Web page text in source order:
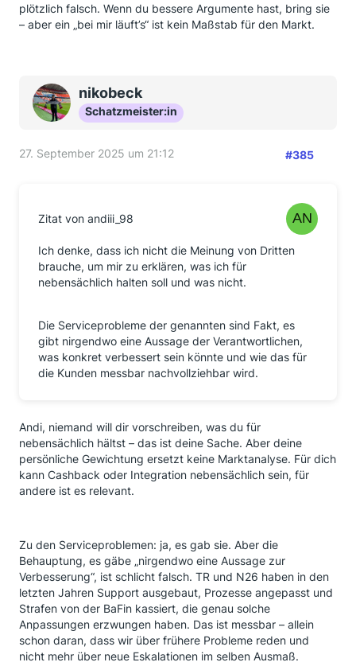
plötzlich falsch. Wenn du bessere Argumente hast, bring sie
– aber ein „bei mir läuft’s“ ist kein Maßstab für den Markt.
nikobeck
Schatzmeister:in
27. September 2025 um 21:12 #385
Zitat von andiii_98
Ich denke, dass ich nicht die Meinung von Dritten
brauche, um mir zu erklären, was ich für
nebensächlich halten soll und was nicht.
Die Serviceprobleme der genannten sind Fakt, es
gibt nirgendwo eine Aussage der Verantwortlichen,
was konkret verbessert sein könnte und wie das für
die Kunden messbar nachvollziehbar wird.
Andi, niemand will dir vorschreiben, was du für
nebensächlich hältst – das ist deine Sache. Aber deine
persönliche Gewichtung ersetzt keine Marktanalyse. Für dich
kann Cashback oder Integration nebensächlich sein, für
andere ist es relevant.
Zu den Serviceproblemen: ja, es gab sie. Aber die
Behauptung, es gäbe „nirgendwo eine Aussage zur
Verbesserung“, ist schlicht falsch. TR und N26 haben in den
letzten Jahren Support ausgebaut, Prozesse angepasst und
Strafen von der BaFin kassiert, die genau solche
Anpassungen erzwungen haben. Das ist messbar – allein
schon daran, dass wir über frühere Probleme reden und
nicht mehr über neue Eskalationen im selben Ausmaß.